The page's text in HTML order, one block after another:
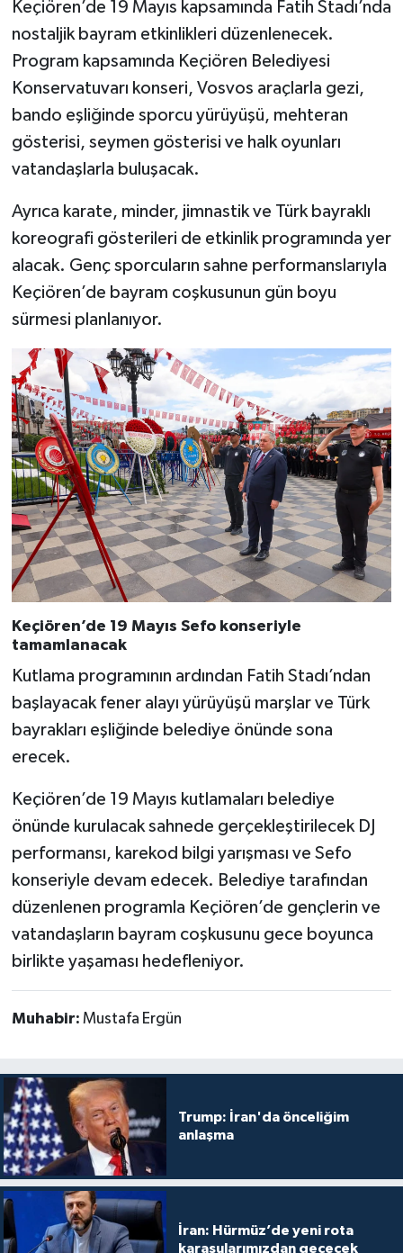
Keçiören’de 19 Mayıs kapsamında Fatih Stadı’nda
nostaljik bayram etkinlikleri düzenlenecek.
Program kapsamında Keçiören Belediyesi
Konservatuvarı konseri, Vosvos araçlarla gezi,
bando eşliğinde sporcu yürüyüşü, mehteran
gösterisi, seymen gösterisi ve halk oyunları
vatandaşlarla buluşacak.
Ayrıca karate, minder, jimnastik ve Türk bayraklı
koreografi gösterileri de etkinlik programında yer
alacak. Genç sporcuların sahne performanslarıyla
Keçiören’de bayram coşkusunun gün boyu
sürmesi planlanıyor.
Keçiören’de 19 Mayıs Sefo konseriyle
tamamlanacak
Kutlama programının ardından Fatih Stadı’ndan
başlayacak fener alayı yürüyüşü marşlar ve Türk
bayrakları eşliğinde belediye önünde sona
erecek.
Keçiören’de 19 Mayıs kutlamaları belediye
önünde kurulacak sahnede gerçekleştirilecek DJ
performansı, karekod bilgi yarışması ve Sefo
konseriyle devam edecek. Belediye tarafından
düzenlenen programla Keçiören’de gençlerin ve
vatandaşların bayram coşkusunu gece boyunca
birlikte yaşaması hedefleniyor.
Muhabir: Mustafa Ergün
Trump: İran'da önceliğim
anlaşma
İran: Hürmüz’de yeni rota
karasularımızdan geçecek